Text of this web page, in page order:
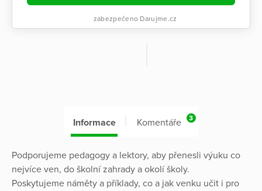
zabezpečeno Darujme.cz
Informace Komentáře 3
Podporujeme pedagogy a lektory, aby přenesli výuku co
nejvíce ven, do školní zahrady a okolí školy.
Poskytujeme náměty a příklady, co a jak venku učit i pro